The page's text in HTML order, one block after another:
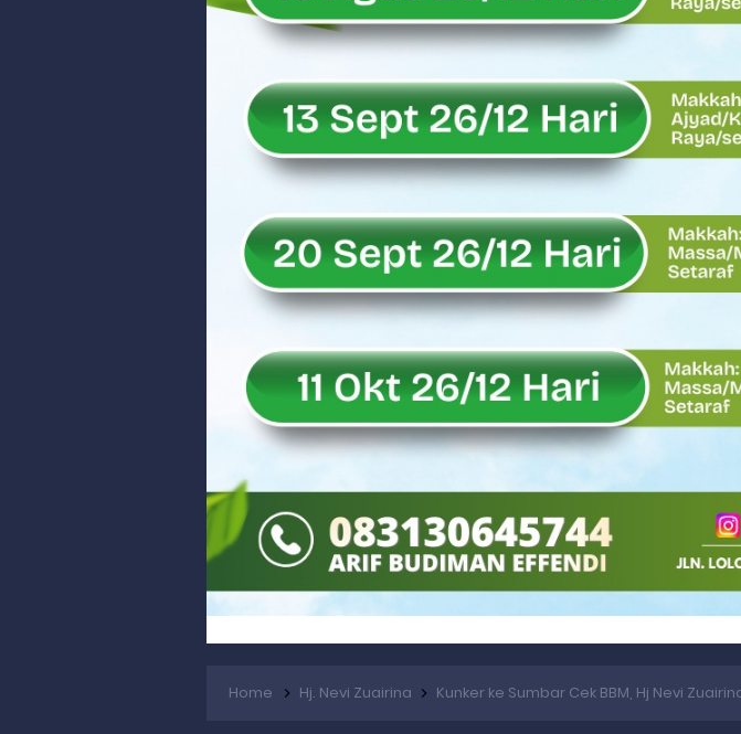
Sita Uang Tunai Rp 3 M terkait Kasus Dermaga Labuhan Bajau
Rahmat Saleh Sebut Langkah Dony Oskaria Audit 750 BUMN
Rahmat Saleh Puji Kinerja Dony Oskaria, Laba BUMN Meningkat
DANREM 032/WIRABRAJA RESMIKAN JEMBATAN BAILEY DI NAGARI
Danpusterad Resmi Tutup Program Bakti TNI AD Untuk Rakyat
IHSG Bangkit dan Rupiah Menguat, Rahmat Saleh Apresiasi
Tak Terbatas Dapil, Rahmat Saleh Dorong Penguatan Pertanian
Home Hj. Nevi Zuairina Kunker ke Sumbar Cek BBM, Hj Nevi Zuairina: Jangan Ada